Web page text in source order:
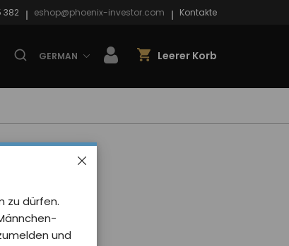
zu dürfen.
und
382 eshop@phoenix-investor.com Kontakte
GERMAN Leerer Korb
Benutzer